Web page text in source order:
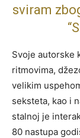
sviram
Svoje autorske
ritmovima,
velikim
seksteta, kao i
stalnoj je
80 nastupa